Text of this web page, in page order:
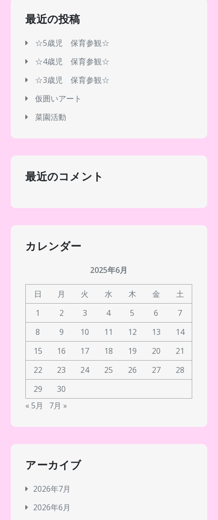
最近の投稿
☆5歳児 保育参観☆
☆4歳児 保育参観☆
☆3歳児 保育参観☆
仮囲いアート
菜園活動
最近のコメント
カレンダー
2025年6月
日 月 火 水 木 金
土
1
2 3 4 5 6
7
8
9 10 11 12 13
14
15
16 17 18 19 20
21
22
23 24 25 26 27
28
29
30
« 5月
7月 »
アーカイブ
2026年7月
2026年6月